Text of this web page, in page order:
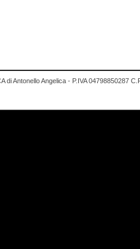
di Antonello Angelica - P.IVA 04798850287